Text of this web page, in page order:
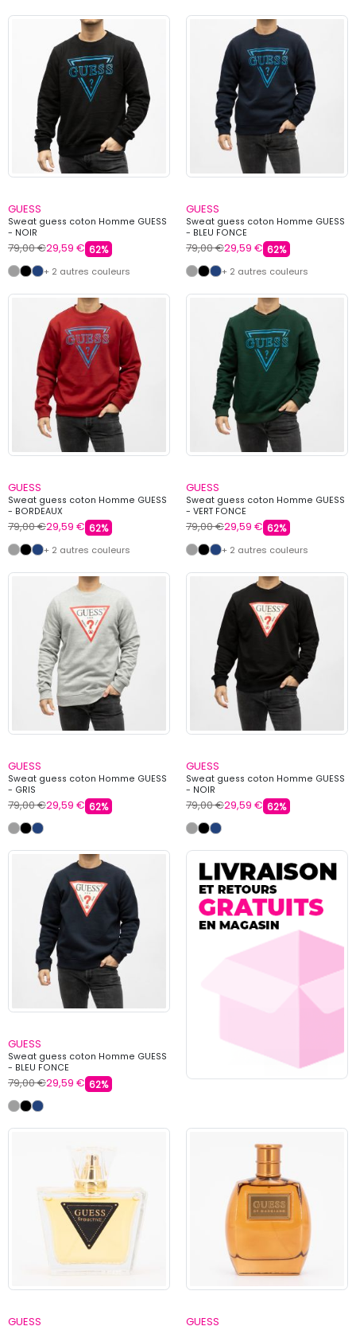
GUESS
Sweat guess coton Homme GUESS
- NOIR
79,00 €29,59 € 62%
+ 2 autres couleurs
GUESS
Sweat guess coton Homme GUESS
- BLEU FONCE
79,00 €29,59 € 62%
+ 2 autres couleurs
GUESS
Sweat guess coton Homme GUESS
- BORDEAUX
79,00 €29,59 € 62%
+ 2 autres couleurs
GUESS
Sweat guess coton Homme GUESS
- VERT FONCE
79,00 €29,59 € 62%
+ 2 autres couleurs
GUESS
Sweat guess coton Homme GUESS
- GRIS
79,00 €29,59 € 62%
GUESS
Sweat guess coton Homme GUESS
- NOIR
79,00 €29,59 € 62%
GUESS
Sweat guess coton Homme GUESS
- BLEU FONCE
79,00 €29,59 € 62%
GUESS GUESS